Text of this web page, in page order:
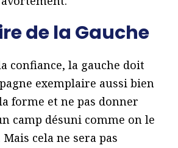
de la Gauche
confiance, la gauche doit
exemplaire aussi bien
forme et ne pas donner
camp désuni comme on le
cela ne sera pas